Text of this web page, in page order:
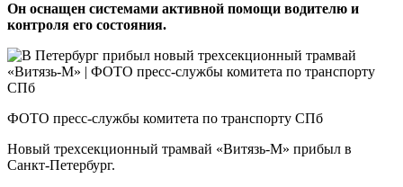
Он оснащен системами активной помощи водителю и
контроля его состояния.
ФОТО пресс-службы комитета по транспорту СПб
Новый трехсекционный трамвай «Витязь-М» прибыл в
Санкт-Петербург.